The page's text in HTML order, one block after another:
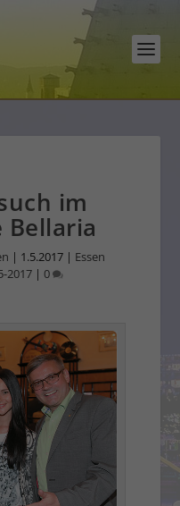
im
Bellaria
| 1.5.2017| Essen
2017| 0